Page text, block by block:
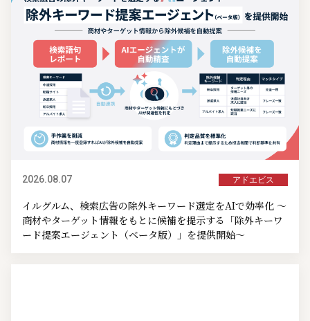
2026.08.07 アドエビス
イルグルム、検索広告の除外キーワード選定をAIで効率化 ～
商材やターゲット情報をもとに候補を提示する「除外キーワ
ード提案エージェント（ベータ版）」を提供開始～